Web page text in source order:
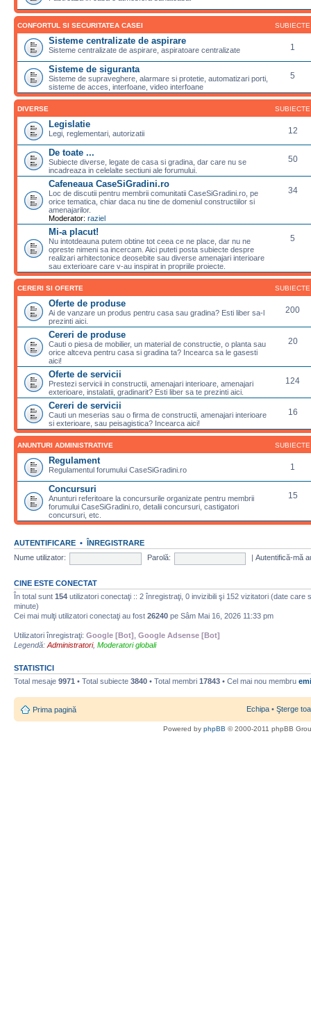
CONFORTUL SI SECURITATEA CASEI SUBIECTE
Sisteme centralizate de aspirare
Sisteme centralizate de aspirare, aspiratoare centralizate 1
Sisteme de siguranta
Sisteme de supraveghere, alarmare si protetie, automatizari porti,
sisteme de acces, interfoane, video interfoane
5
DIVERSE SUBIECTE
Legislatie
Legi, reglementari, autorizatii 12
De toate ...
Subiecte diverse, legate de casa si gradina, dar care nu se
incadreaza in celelalte sectiuni ale forumului.
50
Cafeneaua CaseSiGradini.ro
Loc de discutii pentru membrii comunitatii CaseSiGradini.ro, pe
orice tematica, chiar daca nu tine de domeniul constructiilor si
amenajarilor.
Moderator: raziel
34
Mi-a placut!
Nu intotdeauna putem obtine tot ceea ce ne place, dar nu ne
opreste nimeni sa incercam. Aici puteti posta subiecte despre
realizari arhitectonice deosebite sau diverse amenajari interioare
sau exterioare care v-au inspirat in propriile proiecte.
5
CERERI SI OFERTE SUBIECTE
Oferte de produse
Ai de vanzare un produs pentru casa sau gradina? Esti liber sa-l
prezinti aici.
200
Cereri de produse
Cauti o piesa de mobilier, un material de constructie, o planta sau
orice altceva pentru casa si gradina ta? Incearca sa le gasesti
aici!
20
Oferte de servicii
Prestezi servicii in constructii, amenajari interioare, amenajari
exterioare, instalatii, gradinarit? Esti liber sa te prezinti aici.
124
Cereri de servicii
Cauti un meserias sau o firma de constructii, amenajari interioare
si exterioare, sau peisagistica? Incearca aici!
16
ANUNTURI ADMINISTRATIVE SUBIECTE
Regulament
Regulamentul forumului CaseSiGradini.ro 1
Concursuri
Anunturi referitoare la concursurile organizate pentru membrii
forumului CaseSiGradini.ro, detalii concursuri, castigatori
concursuri, etc.
15
AUTENTIFICARE • ÎNREGISTRARE
Nume utilizator:
Parolă: Autentifică-mă
CINE ESTE CONECTAT
În total sunt 154 utilizatori conectaţi :: 2 înregistraţi, 0 invizibili şi 152 vizitatori (date care
minute)
Cei mai mulţi utilizatori conectaţi au fost 26240 pe Sâm Mai 16, 2026 11:33 pm
Utilizatori înregistraţi: Google [Bot] Google Adsense [Bot]
Legendă: Administratori, Moderatori globali
STATISTICI
Total mesaje 9971 • Total subiecte 3840 • Total membri 17843 • Cel mai nou membru
Prima pagină Echipa • Şterge
Powered by phpBB © 2000-2011 phpBB